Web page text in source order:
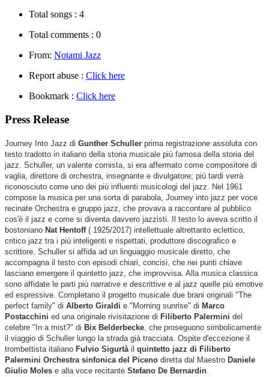
Total songs : 4
Total comments : 0
From: Notami Jazz
Report abuse : Click here
Bookmark : Click here
Press Release
Journey Into Jazz di Gunther Schuller prima registrazione assoluta con
testo tradotto in italiano della storia musicale più famosa della storia del
jazz. Schuller, un valente cornista, si era affermato come compositore di
vaglia, direttore di orchestra, insegnante e divulgatore; più tardi verrà
riconosciuto come uno dei più influenti musicologi del jazz. Nel 1961
compose la musica per una sorta di parabola, Journey into jazz per voce
recinate Orchestra e gruppo jazz, che provava a raccontare al pubblico
cos'è il jazz e come si diventa davvero jazzisti. Il testo lo aveva scritto il
bostoniano Nat Hentoff ( 1925/2017) intellettuale altrettanto eclettico,
critico jazz tra i più inteligenti e rispettati, produttore discografico e
scrittore. Schuller si affida ad un linguaggio musicale diretto, che
accompagna il testo con episodi chiari, concisi, che nei punti chiave
lasciano emergere il quintetto jazz, che improvvisa. Alla musica classica
sono affidate le parti più narrative e descrittive e al jazz quelle più emotive
ed espressive. Completano il progetto musicale due brani originali "The
perfect family" di Alberto Giraldi e "Morning sunrise" di Marco
Postacchini ed una originale rivisitazione di Filiberto Palermini del
celebre "In a mist?" di Bix Belderbecke , che proseguono simbolicamente
il viaggio di Schuller lungo la strada già tracciata. Ospite d'eccezione il
trombettista italiano Fulvio Sigurtà il quintetto jazz di Filiberto
Palermini Orchestra sinfonica del Piceno diretta dal Maestro Daniele
Giulio Moles e alla voce recitante Stefano De Bernardin